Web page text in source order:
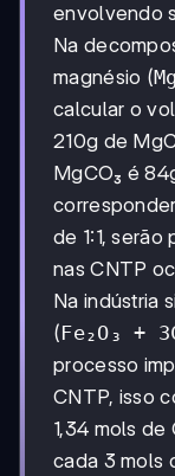
envolvendo
Na
magnésio (
calcular o
210g de
MgCO₃ é
de 1:1,
nas CNTP
Na indústria
(Fe₂O₃ +
processo
CNTP, isso
1,34 mols
cada 3 mols